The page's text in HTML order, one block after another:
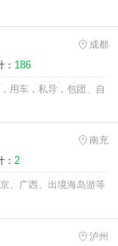
成都
186
用车，私导，包团、自
南充
2
、广西、出境海岛游等
泸州